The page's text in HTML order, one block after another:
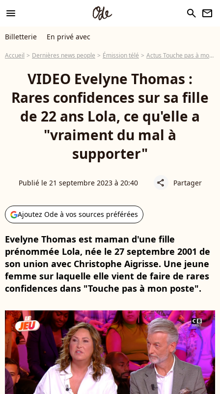
menu search newsletter
Billetterie En privé avec
Accueil Dernières news people Émission télé Actus Touche pas à mon poste
VIDEO Evelyne Thomas :
Rares confidences sur sa fille
de 22 ans Lola, ce qu'elle a
"vraiment du mal à
supporter"
Publié le 21 septembre 2023 à 20:40 share Partager
Ajoutez Ode à vos sources préférées
Evelyne Thomas est maman d'une fille
prénommée Lola, née le 27 septembre 2001 de
son union avec Christophe Aigrisse. Une jeune
femme sur laquelle elle vient de faire de rares
confidences dans "Touche pas à mon poste".